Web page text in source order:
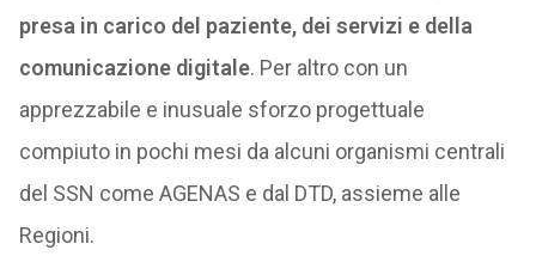
presa in carico del paziente, dei servizi e della
comunicazione digitale. Per altro con un
apprezzabile e inusuale sforzo progettuale
compiuto in pochi mesi da alcuni organismi centrali
del SSN come AGENAS e dal DTD, assieme alle
Regioni.